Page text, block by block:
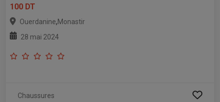
100 DT
Ouerdanine,Monastir
28 mai 2024
Chaussures